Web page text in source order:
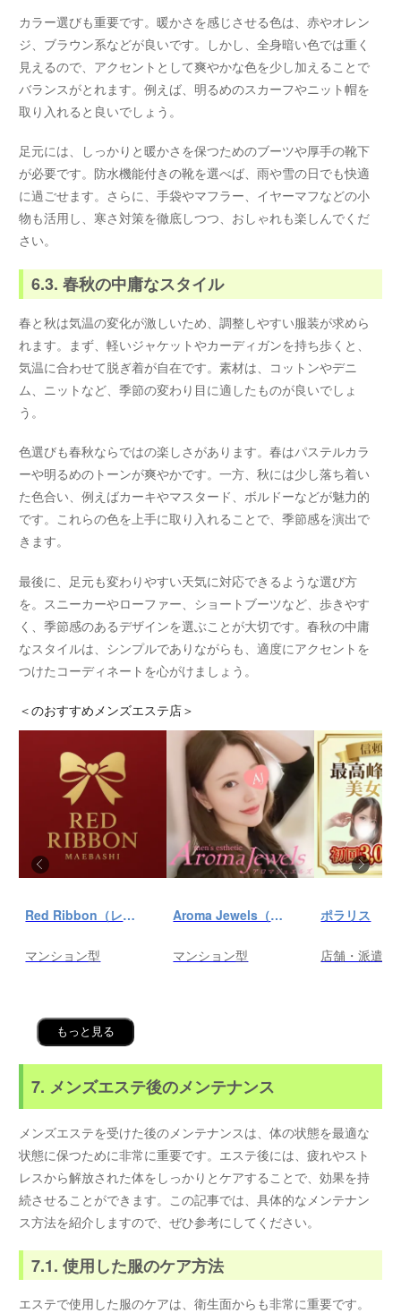
カラー選びも重要です。暖かさを感じさせる色は、赤やオレン
ジ、ブラウン系などが良いです。しかし、全身暗い色では重く
見えるので、アクセントとして爽やかな色を少し加えることで
バランスがとれます。例えば、明るめのスカーフやニット帽を
取り入れると良いでしょう。
足元には、しっかりと暖かさを保つためのブーツや厚手の靴下
が必要です。防水機能付きの靴を選べば、雨や雪の日でも快適
に過ごせます。さらに、手袋やマフラー、イヤーマフなどの小
物も活用し、寒さ対策を徹底しつつ、おしゃれも楽しんでくだ
さい。
6.3. 春秋の中庸なスタイル
春と秋は気温の変化が激しいため、調整しやすい服装が求めら
れます。まず、軽いジャケットやカーディガンを持ち歩くと、
気温に合わせて脱ぎ着が自在です。素材は、コットンやデニ
ム、ニットなど、季節の変わり目に適したものが良いでしょ
う。
色選びも春秋ならではの楽しさがあります。春はパステルカラ
ーや明るめのトーンが爽やかです。一方、秋には少し落ち着い
た色合い、例えばカーキやマスタード、ボルドーなどが魅力的
です。これらの色を上手に取り入れることで、季節感を演出で
きます。
最後に、足元も変わりやすい天気に対応できるような選び方
を。スニーカーやローファー、ショートブーツなど、歩きやす
く、季節感のあるデザインを選ぶことが大切です。春秋の中庸
なスタイルは、シンプルでありながらも、適度にアクセントを
つけたコーディネートを心がけましょう。
＜のおすすめメンズエステ店＞
Red Ribbon（レッドリボン）前橋
マンション型
Aroma Jewels（アロマ ジュエルズ）秋葉原ルーム
マンション型
ポラリス
店舗・派遣
もっと見る
7. メンズエステ後のメンテナンス
メンズエステを受けた後のメンテナンスは、体の状態を最適な
状態に保つために非常に重要です。エステ後には、疲れやスト
レスから解放された体をしっかりとケアすることで、効果を持
続させることができます。この記事では、具体的なメンテナン
ス方法を紹介しますので、ぜひ参考にしてください。
7.1. 使用した服のケア方法
エステで使用した服のケアは、衛生面からも非常に重要です。